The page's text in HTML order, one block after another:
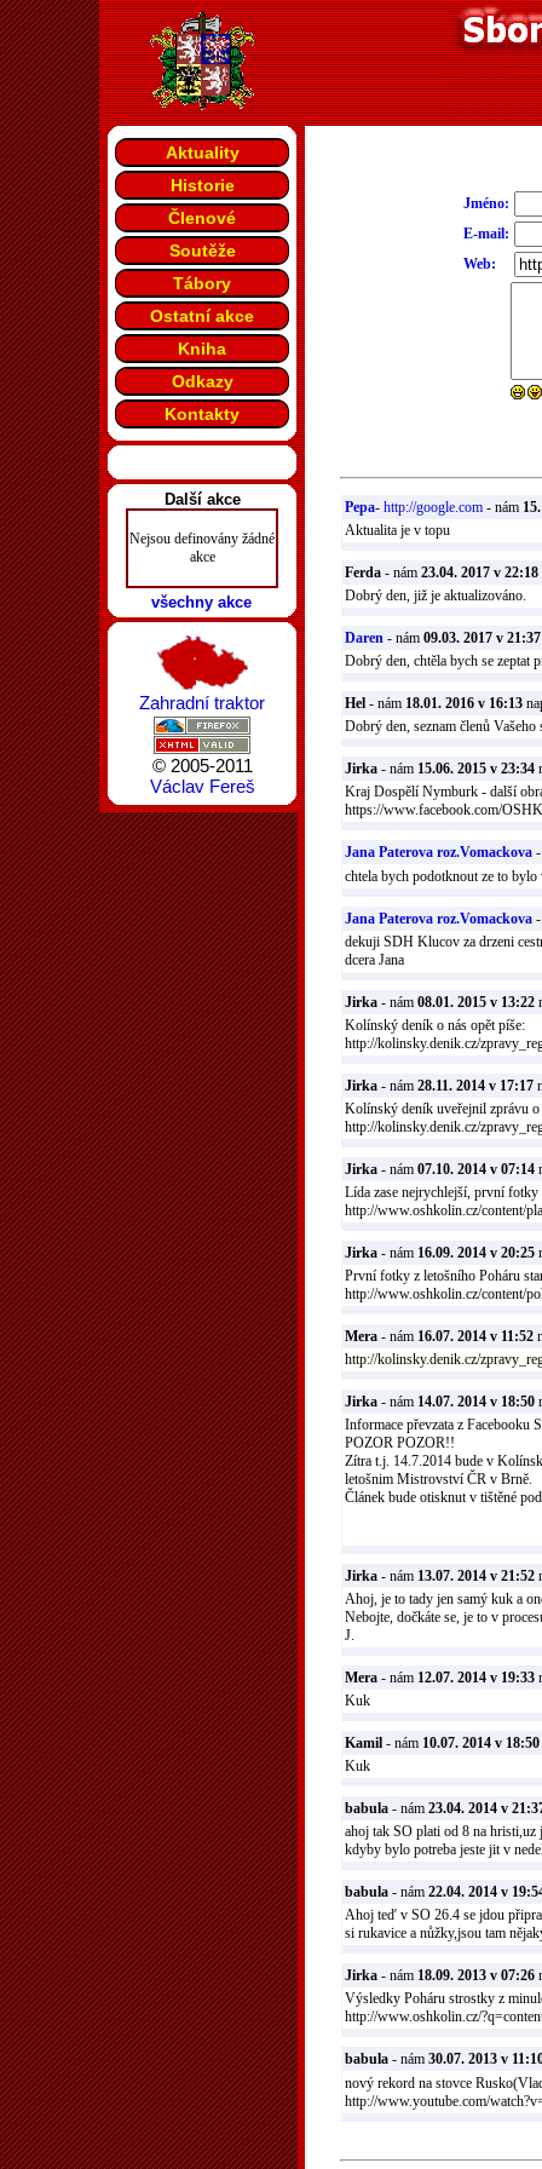
Jméno:
E-mail:
Web:
Pepa- http://google.com - nám
Aktualita je v topu
Ferda - nám 23.04. 2017 v 22:18
Dobrý den, již je aktualizováno.
Daren - nám 09.03. 2017 v 21:37
Dobrý den, chtěla bych se zeptat
Hel - nám 18.01. 2016 v 16:13
Dobrý den, seznam členů
Jirka - nám 15.06. 2015 v 23:34
Kraj Dospělí Nymburk - další
https://www.facebook.com/
Jana Paterova roz.Vomackova
chtela bych podotknout ze to
Jana Paterova roz.Vomackova
dekuji SDH Klucov za drzeni
dcera Jana
Jirka - nám 08.01. 2015 v 13:22
Kolínský deník o nás opět píše:
http://kolinsky.denik.cz/
Jirka - nám 28.11. 2014 v 17:17
Kolínský deník uveřejnil zprávu
http://kolinsky.denik.cz/
Jirka - nám 07.10. 2014 v 07:14
Lída zase nejrychlejší, první
http://www.oshkolin.cz/content/
Jirka - nám 16.09. 2014 v 20:25
První fotky z letošního Poháru
http://www.oshkolin.cz/content/
Mera - nám 16.07. 2014 v 11:52
http://kolinsky.denik.cz/
Jirka - nám 14.07. 2014 v 18:50
Informace převzata z Facebooku
POZOR POZOR!!
Zítra t.j. 14.7.2014 bude v
letošnim Mistrovství ČR v Brně.
Článek bude otisknut v tištěné
Jirka - nám 13.07. 2014 v 21:52
Ahoj, je to tady jen samý kuk a
Nebojte, dočkáte se, je to v
J.
Mera - nám 12.07. 2014 v 19:33
Kuk
Kamil - nám 10.07. 2014 v 18:50
Kuk
babula - nám 23.04. 2014 v
ahoj tak SO plati od 8 na hristi,uz
kdyby bylo potreba jeste jit v
babula - nám 22.04. 2014 v
Ahoj teď v SO 26.4 se jdou
si rukavice a nůžky,jsou tam
Jirka - nám 18.09. 2013 v 07:26
Výsledky Poháru strostky z
http://www.oshkolin.cz/
babula - nám 30.07. 2013 v
nový rekord na stovce
http://www.youtube.com/
Aktuality
Historie
Členové
Soutěže
Tábory
Ostatní akce
Kniha
Odkazy
Kontakty
Další akce
Nejsou definovány žádné
akce
všechny akce
Zahradní traktor
© 2005-2011
Václav Fereš